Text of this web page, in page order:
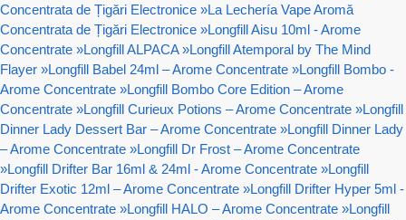
Concentrata de Țigări Electronice »La Lechería Vape Aromă
Concentrata de Țigări Electronice »Longfill Aisu 10ml - Arome
Concentrate »Longfill ALPACA »Longfill Atemporal by The Mind
Flayer »Longfill Babel 24ml – Arome Concentrate »Longfill Bombo -
Arome Concentrate »Longfill Bombo Core Edition – Arome
Concentrate »Longfill Curieux Potions – Arome Concentrate »Longfill
Dinner Lady Dessert Bar – Arome Concentrate »Longfill Dinner Lady
– Arome Concentrate »Longfill Dr Frost – Arome Concentrate
»Longfill Drifter Bar 16ml & 24ml - Arome Concentrate »Longfill
Drifter Exotic 12ml – Arome Concentrate »Longfill Drifter Hyper 5ml -
Arome Concentrate »Longfill HALO – Arome Concentrate »Longfill